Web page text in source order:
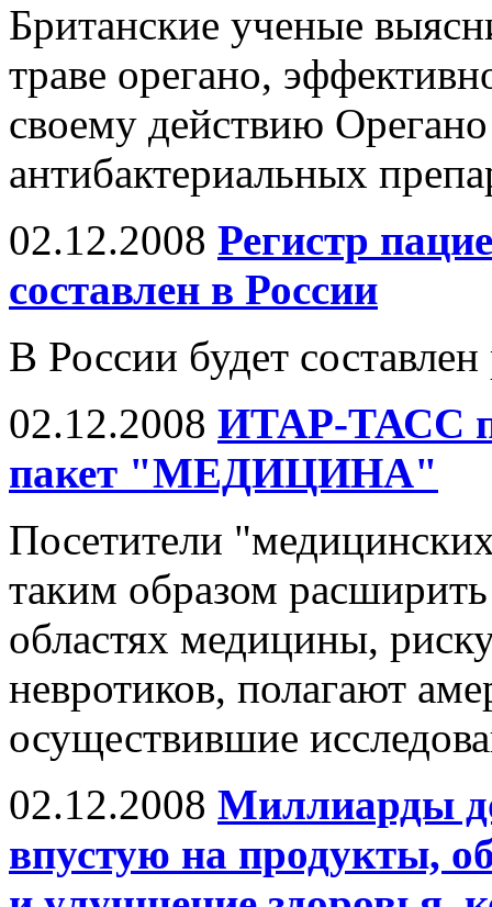
Британские ученые
траве орегано,
своему действию
антибактериальных
02.12.2008 Регистр
составлен в России
В России будет
02.12.2008 ИТАР-ТАСС
пакет "МЕДИЦИНА"
Посетители
таким образом
областях медицины,
невротиков, полагают
осуществившие
02.12.2008 Миллиарды
впустую на продукты,